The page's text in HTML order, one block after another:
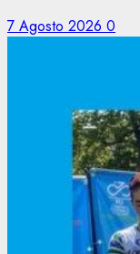
7 Agosto 2026 0